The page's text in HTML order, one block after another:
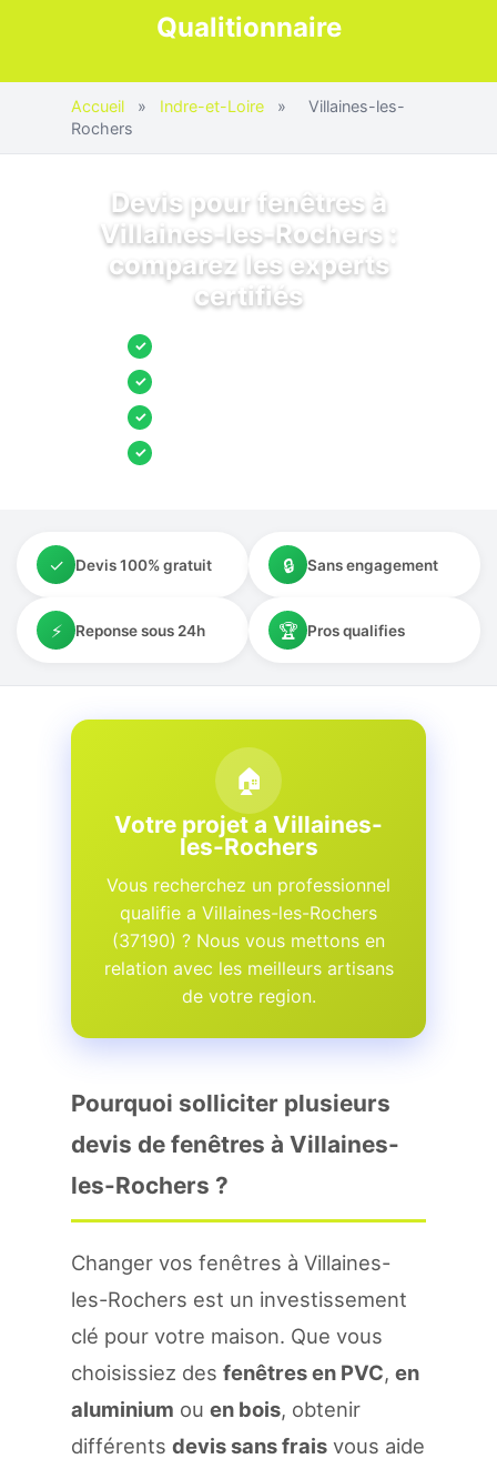
Qualitionnaire
Accueil » Indre-et-Loire »
Villaines-les-
Rochers
Devis pour fenêtres à
Villaines-les-Rochers :
comparez les experts
certifiés
✓
✓
✓
✓
✓ Devis 100% gratuit 🔒 Sans engagement
⚡ Reponse sous 24h 🏆 Pros qualifies
🏠
Votre projet a Villaines-
les-Rochers
Vous recherchez un professionnel
qualifie a Villaines-les-Rochers
(37190) ? Nous vous mettons en
relation avec les meilleurs artisans
de votre region.
Pourquoi solliciter plusieurs
devis de fenêtres à Villaines-
les-Rochers ?
Changer vos fenêtres à Villaines-
les-Rochers est un investissement
clé pour votre maison. Que vous
choisissiez des fenêtres en PVC, en
aluminium ou en bois, obtenir
différents devis sans frais vous aide